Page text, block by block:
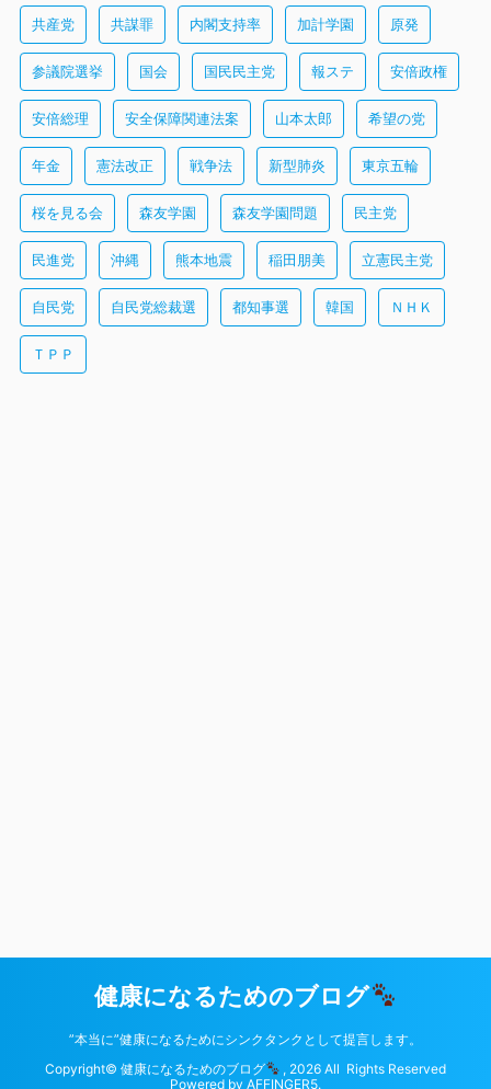
共産党 共謀罪 内閣支持率 加計学園 原発
参議院選挙 国会 国民民主党 報ステ 安倍政権
安倍総理 安全保障関連法案 山本太郎 希望の党
年金 憲法改正 戦争法 新型肺炎 東京五輪
桜を見る会 森友学園 森友学園問題 民主党
民進党 沖縄 熊本地震 稲田朋美 立憲民主党
自民党 自民党総裁選 都知事選 韓国 ＮＨＫ
ＴＰＰ
健康になるためのブログ
”本当に”健康になるためにシンクタンクとして提言します。
Copyright© 健康になるためのブログ
, 2026 All Rights Reserved
Powered by AFFINGER5.